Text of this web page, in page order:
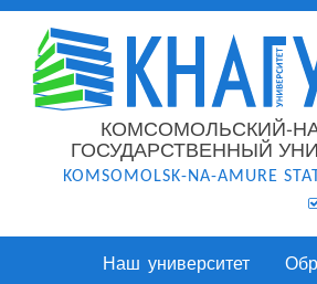
КОМСОМОЛЬСКИЙ-
ГОСУДАРСТВЕННЫЙ
KOMSOMOLSK-NA-AMURE
Наш университет